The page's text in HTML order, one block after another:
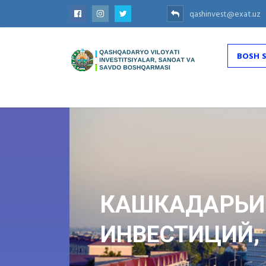
qashinvest@exat.uz
BOSH